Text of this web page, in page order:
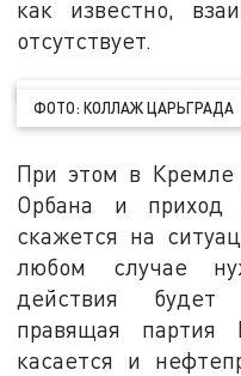
как известно,
отсутствует.
ФОТО: КОЛЛАЖ ЦАРЬГРАДА
При этом в Кремле
Орбана и
скажется на
любом случае
действия будет
правящая
касается и